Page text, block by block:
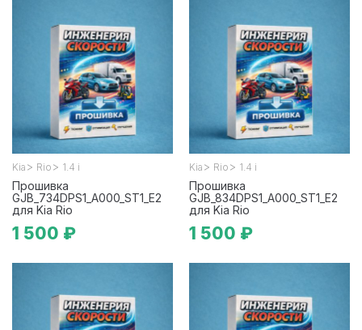
Kia > Rio > 1.4 i
Прошивка
GJB_734DPS1_A000_ST1_E2
для Kia Rio
1 500 ₽
Kia > Rio > 1.4 i
Прошивка
GJB_834DPS1_A000_ST1_E2
для Kia Rio
1 500 ₽